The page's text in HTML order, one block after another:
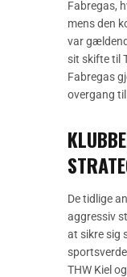
Fabregas,
mens den
var
sit skifte til
Fabregas
overgang
De tidlige
aggressiv
at sikre sig
THW Kiel